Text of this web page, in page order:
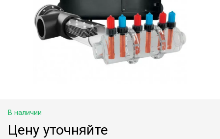
В наличии
Цену уточняйте